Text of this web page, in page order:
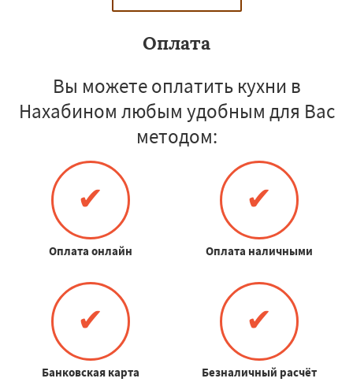
Оплата
Вы можете оплатить кухни в
Нахабином любым удобным для Вас
методом:
✔
Оплата онлайн
✔
Оплата наличными
✔
Банковская карта
✔
Безналичный расчёт